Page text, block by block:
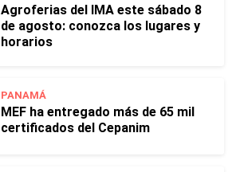
Agroferias del IMA este sábado 8
de agosto: conozca los lugares y
horarios
PANAMÁ
MEF ha entregado más de 65 mil
certificados del Cepanim